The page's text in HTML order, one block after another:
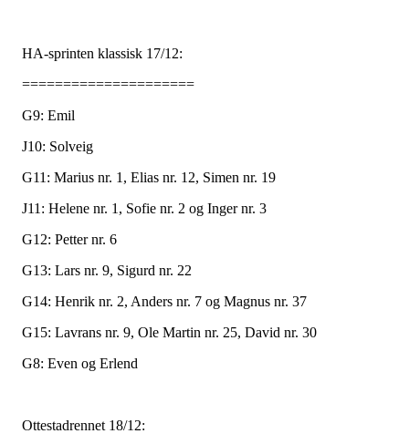
HA-sprinten klassisk 17/12:
=====================
G9: Emil
J10: Solveig
G11: Marius nr. 1, Elias nr. 12, Simen nr. 19
J11: Helene nr. 1, Sofie nr. 2 og Inger nr. 3
G12: Petter nr. 6
G13: Lars nr. 9, Sigurd nr. 22
G14: Henrik nr. 2, Anders nr. 7 og Magnus nr. 37
G15: Lavrans nr. 9, Ole Martin nr. 25, David nr. 30
G8: Even og Erlend
Ottestadrennet 18/12: